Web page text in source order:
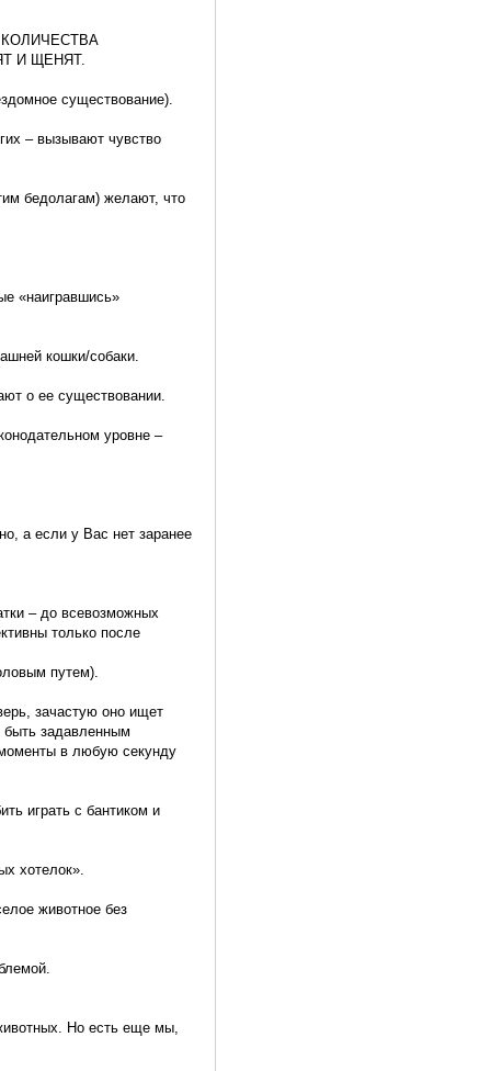
КОЛИЧЕСТВА
И ЩЕНЯТ.
существование).
– вызывают чувство
бедолагам) желают, что
«наигравшись»
кошки/собаки.
о ее существовании.
уровне –
а если у Вас нет заранее
– до всевозможных
только после
путем).
зачастую оно ищет
быть задавленным
в любую секунду
играть с бантиком и
хотелок».
животное без
Но есть еще мы,